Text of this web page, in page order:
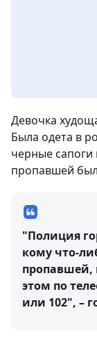
Девочка
Была одета в
черные
пропавшей
"Полиция
кому что-
пропавшей,
этом по
или 102", –